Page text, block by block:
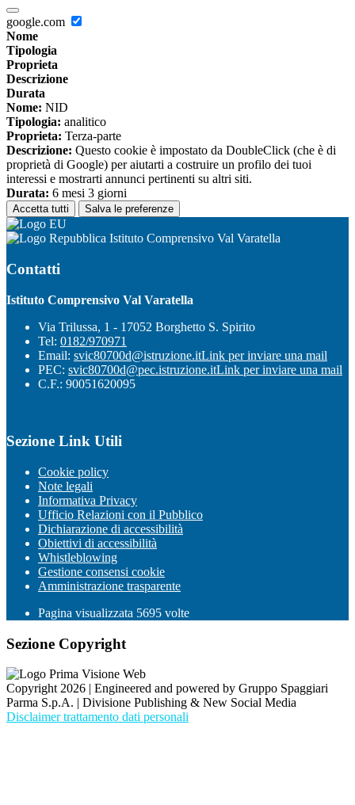
google.com
Nome
Tipologia
Proprieta
Descrizione
Durata
Nome: NID
Tipologia: analitico
Proprieta: Terza-parte
Descrizione: Questo cookie è impostato da DoubleClick (che è di
proprietà di Google) per aiutarti a costruire un profilo dei tuoi
interessi e mostrarti annunci pertinenti su altri siti.
Durata: 6 mesi 3 giorni
Accetta tutti Salva le preferenze
Istituto Comprensivo Val Varatella
Contatti
Istituto Comprensivo Val Varatella
Via Trilussa, 1 - 17052 Borghetto S. Spirito
Tel: 0182/970971
Email: svic80700d@istruzione.itLink per inviare una mail
PEC: svic80700d@pec.istruzione.itLink per inviare una mail
C.F.: 90051620095
Sezione Link Utili
Cookie policy
Note legali
Informativa Privacy
Ufficio Relazioni con il Pubblico
Dichiarazione di accessibilità
Obiettivi di accessibilità
Whistleblowing
Gestione consensi cookie
Amministrazione trasparente
Pagina visualizzata 5695 volte
Sezione Copyright
Copyright 2026 | Engineered and powered by Gruppo Spaggiari
Parma S.p.A. | Divisione Publishing & New Social Media
Disclaimer trattamento dati personali